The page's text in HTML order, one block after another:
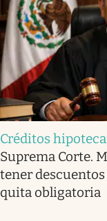
Créditos
Suprema Corte.
tener descuentos
quita obligatoria